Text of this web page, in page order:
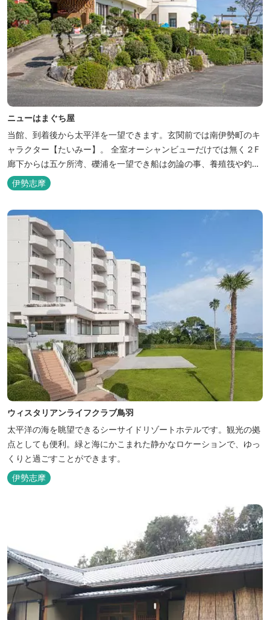
ニューはまぐち屋
当館、到着後から太平洋を一望できます。玄関前では南伊勢町のキ
ャラクター【たいみー】。 全室オーシャンビューだけでは無く２F
廊下からは五ケ所湾、礫浦を一望でき船は勿論の事、養殖筏や釣り
堀筏などみる事ができます。 当館一押しのお部屋【大島】からは太
平洋を一望。マグロの養殖筏、夜には漁師さん達の船の光がみえ対
岸には田曽浦の町の光が綺麗に見えます。
伊勢志摩
ウィスタリアンライフクラブ鳥羽
太平洋の海を眺望できるシーサイドリゾートホテルです。観光の拠
点としても便利。緑と海にかこまれた静かなロケーションで、ゆっ
くりと過ごすことができます。
伊勢志摩